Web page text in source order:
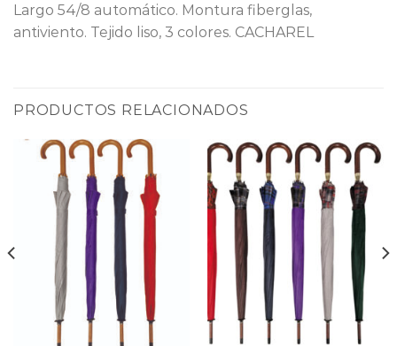
Largo 54/8 automático. Montura fiberglas,
antiviento. Tejido liso, 3 colores. CACHAREL
PRODUCTOS RELACIONADOS